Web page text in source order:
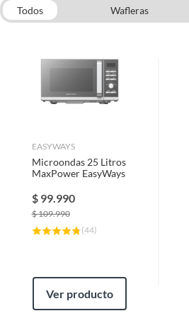
Todos Wafleras
Electrodomesticos Cocina
EASYWAYS
Microondas 25 Litros
MaxPower EasyWays
$ 99.990
$109.990
(44)
Ver producto